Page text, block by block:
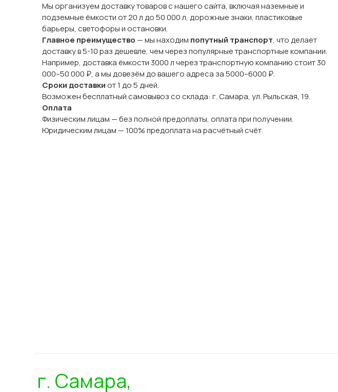
Мы организуем доставку товаров с нашего сайта, включая наземные и
подземные ёмкости от 20 л до 50 000 л, дорожные знаки, пластиковые
барьеры, светофоры и остановки.
Главное преимущество — мы находим попутный транспорт, что делает
доставку в 5-10 раз дешевле, чем через популярные транспортные компании.
Например, доставка ёмкости 3000 л через транспортную компанию стоит 30
000–50 000 ₽, а мы довезём до вашего адреса за 5000–6000 ₽.
Сроки доставкиот 1 до 5 дней.
Возможен бесплатный самовывоз со склада: г. Самара, ул. Рыльская, 19.
Оплата
Физическим лицам — без полной предоплаты, оплата при получении.
Юридическим лицам — 100% предоплата на расчётный счёт.
г. Самара,